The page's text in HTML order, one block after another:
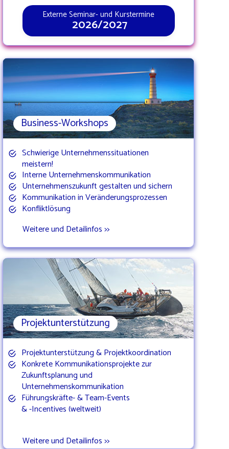
Externe Seminar- und Kurstermine
2026/2027
Business-Workshops
Schwierige Unternehmenssituationen
meistern!
Interne Unternehmenskommunikation
Unternehmenszukunft gestalten und sichern
Kommunikation in Veränderungsprozessen
Konfliktlösung
Weitere und Detailinfos >>
Projektunterstützung
Projektunterstützung & Projektkoordination
Konkrete Kommunikationsprojekte zur
Zukunftsplanung und
Unternehmenskommunikation
Führungskräfte- & Team-Events
& -Incentives (weltweit)
Weitere und Detailinfos >>